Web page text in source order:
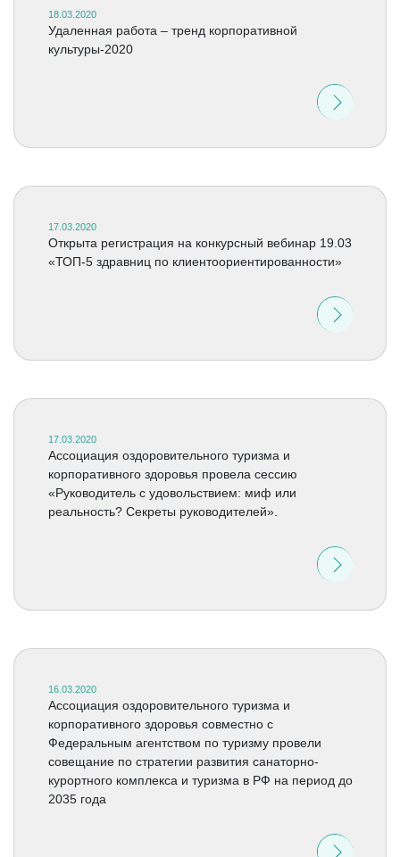
18.03.2020
Удаленная работа – тренд корпоративной
культуры-2020
17.03.2020
Открыта регистрация на конкурсный вебинар 19.03
«ТОП-5 здравниц по клиентоориентированности»
17.03.2020
Ассоциация оздоровительного туризма и
корпоративного здоровья провела сессию
«Руководитель с удовольствием: миф или
реальность? Секреты руководителей».
16.03.2020
Ассоциация оздоровительного туризма и
корпоративного здоровья совместно с
Федеральным агентством по туризму провели
совещание по стратегии развития санаторно-
курортного комплекса и туризма в РФ на период до
2035 года